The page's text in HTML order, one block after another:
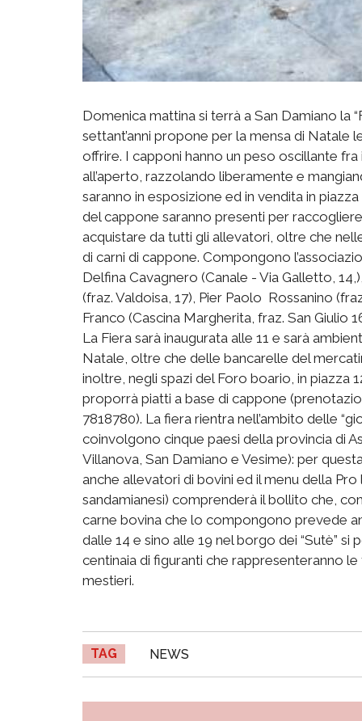
Domenica mattina si terrà a San Damiano la
settant’anni propone per la mensa di Natale
offrire. I capponi hanno un peso oscillante
all’aperto, razzolando liberamente e
saranno in esposizione ed in vendita in
del cappone saranno presenti per
acquistare da tutti gli allevatori, oltre che
di carni di cappone. Compongono
Delfina Cavagnero (Canale - Via Galletto,
(fraz. Valdoisa, 17), Pier Paolo Rossanino
Franco (Cascina Margherita, fraz. San Giulio
La Fiera sarà inaugurata alle 11 e sarà
Natale, oltre che delle bancarelle del
inoltre, negli spazi del Foro boario, in piazza
proporrà piatti a base di cappone
7818780). La fiera rientra nell’ambito delle
coinvolgono cinque paesi della provincia di
Villanova, San Damiano e Vesime): per
anche allevatori di bovini ed il menu della
sandamianesi) comprenderà il bollito che,
carne bovina che lo compongono prevede
dalle 14 e sino alle 19 nel borgo dei “Sutè”
centinaia di figuranti che rappresenteranno
mestieri.
TAG NEWS